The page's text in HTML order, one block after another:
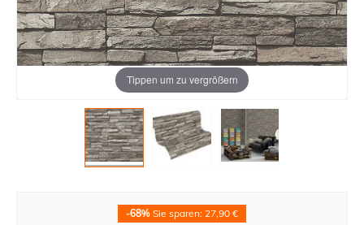
Tippen um zu vergrößern
-68% Sie sparen: 27,90 €